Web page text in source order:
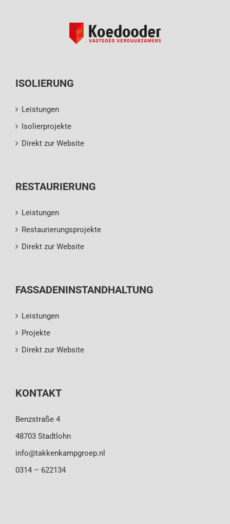
ISOLIERUNG
Leistungen
Isolierprojekte
Direkt zur Website
RESTAURIERUNG
Leistungen
Restaurierungsprojekte
Direkt zur Website
FASSADENINSTANDHALTUNG
Leistungen
Projekte
Direkt zur Website
KONTAKT
Benzstraße 4
48703 Stadtlohn
info@takkenkampgroep.nl
0314 – 622134